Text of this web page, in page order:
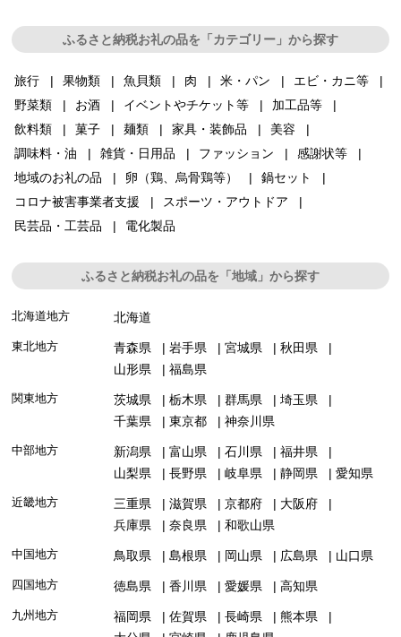
ふるさと納税お礼の品を「カテゴリー」から探す
旅行 果物類 魚貝類 肉 米・パン
エビ・カニ等
野菜類
お酒 イベントやチケット等
加工品等
飲料類
菓子 麺類 家具・装飾品
美容
調味料・油
雑貨・日用品 ファッション
感謝状等
地域のお礼の品
卵（鶏、烏骨鶏等）
鍋セット
コロナ被害事業者支援
スポーツ・アウトドア
民芸品・工芸品
電化製品
ふるさと納税お礼の品を「地域」から探す
北海道地方 北海道
東北地方 青森県 岩手県 宮城県
秋田県
山形県
福島県
関東地方 茨城県 栃木県 群馬県
埼玉県
千葉県
東京都 神奈川県
中部地方 新潟県 富山県 石川県
福井県
山梨県
長野県 岐阜県 静岡県 愛知県
近畿地方 三重県 滋賀県 京都府
大阪府
兵庫県
奈良県 和歌山県
中国地方 鳥取県 島根県 岡山県 広島県 山口県
四国地方 徳島県 香川県 愛媛県 高知県
九州地方 福岡県 佐賀県 長崎県
熊本県